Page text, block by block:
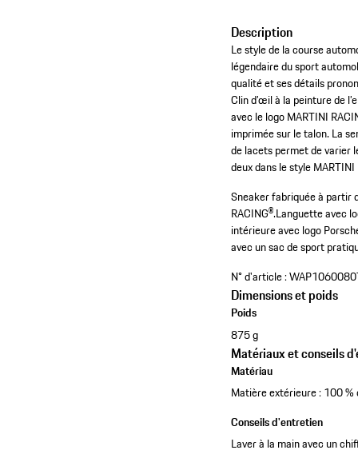
Description
Le style de la course
légendaire du sport
qualité et ses détails
Clin d’œil à la peinture de
avec le logo MARTINI
imprimée sur le talon. La
de lacets permet de varier
deux dans le style
Sneaker fabriquée à partir
RACING®.Languette avec
intérieure avec logo
avec un sac de sport
N° d'article :
Dimensions et poids
Poids
875 g
Matériaux et conseils
Matériau
Matière extérieure : 100
Conseils d'entretien
Laver à la main avec un